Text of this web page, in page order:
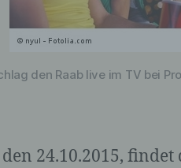
den Raab live im TV bei
24.10.2015, findet